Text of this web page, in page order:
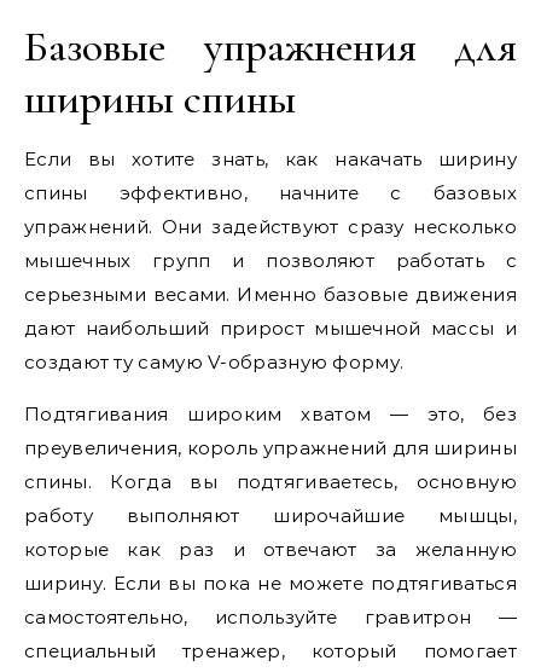
Базовые упражнения для
ширины спины
Если вы хотите знать, как накачать ширину
спины эффективно, начните с базовых
упражнений. Они задействуют сразу несколько
мышечных групп и позволяют работать с
серьезными весами. Именно базовые движения
дают наибольший прирост мышечной массы и
создают ту самую V-образную форму.
Подтягивания широким хватом — это, без
преувеличения, король упражнений для ширины
спины. Когда вы подтягиваетесь, основную
работу выполняют широчайшие мышцы,
которые как раз и отвечают за желанную
ширину. Если вы пока не можете подтягиваться
самостоятельно, используйте гравитрон —
специальный тренажер, который помогает